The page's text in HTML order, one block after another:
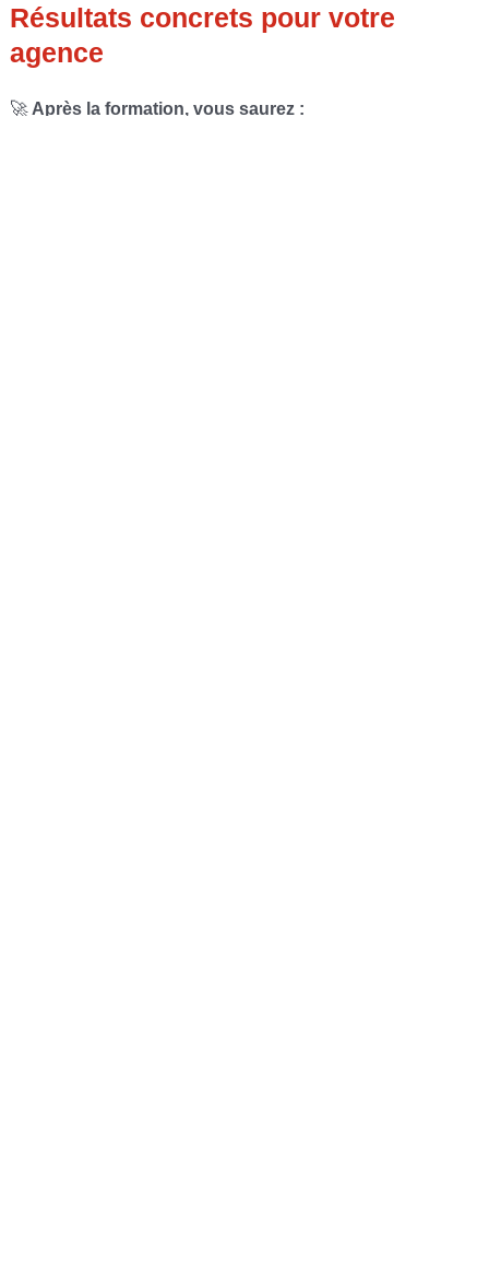
Résultats concrets pour votre
agence
🚀 Après la formation, vous saurez :